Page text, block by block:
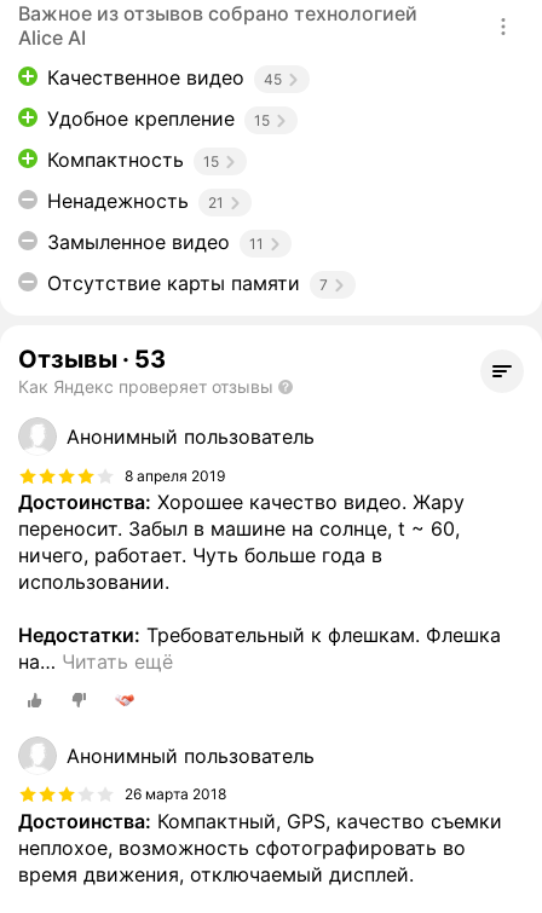
Важное из отзывов собрано технологией
Alice AI
Качественное видео
45
Удобное крепление 15
Компактность 15
Ненадежность 21
Замыленное видео 11
Отсутствие карты памяти 7
Отзывы · 53
Как Яндекс проверяет отзывы
Анонимный пользователь
8 апреля 2019
Достоинства: Хорошее качество видео. Жару
переносит. Забыл в машине на солнце, t ~ 60,
ничего, работает. Чуть больше года в
использовании.
Недостатки: Требовательный к флешкам. Флешка
на… Читать ещё
Анонимный пользователь
26 марта 2018
Достоинства: Компактный, GPS, качество съемки
неплохое, возможность сфотографировать во
время движения, отключаемый дисплей.